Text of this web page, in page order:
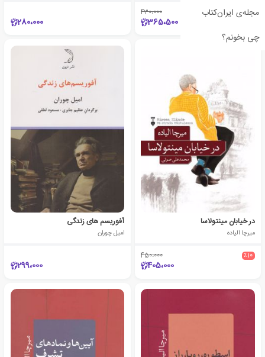
مجله‌ی ایران‌کتاب
چی بخونم؟
٪15 430،000
365،500 280،000
در خیابان مینتولاسا
میرچا الیاده
٪10 450،000
405،000
آفوریسم های زندگی
امیل چوران
299،000